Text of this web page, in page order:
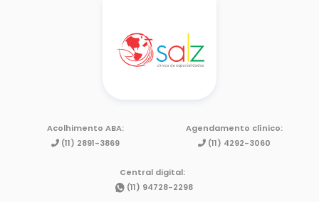
Acolhimento ABA:
(11) 2891-3869
Agendamento clínico:
(11) 4292-3060
Central digital:
(11) 94728-2298